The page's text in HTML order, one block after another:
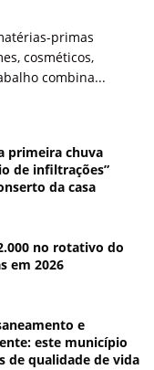
primas
cosméticos,
combina...
primeira chuva
de infiltrações”
da casa
no rotativo do
em 2026
e
este município
de qualidade de vida